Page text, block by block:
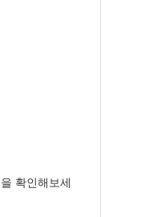
확인해보세